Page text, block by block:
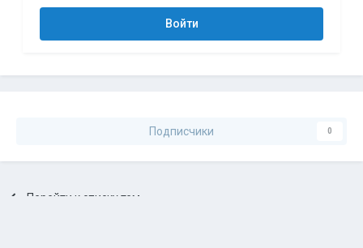
Войти
Подписчики 0
Перейти к списку тем